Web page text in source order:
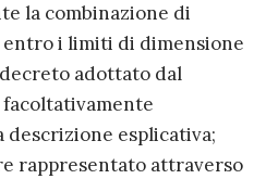
la combinazione di
entro i limiti di dimensione
adottato dal
descrizione esplicativa;
rappresentato attraverso